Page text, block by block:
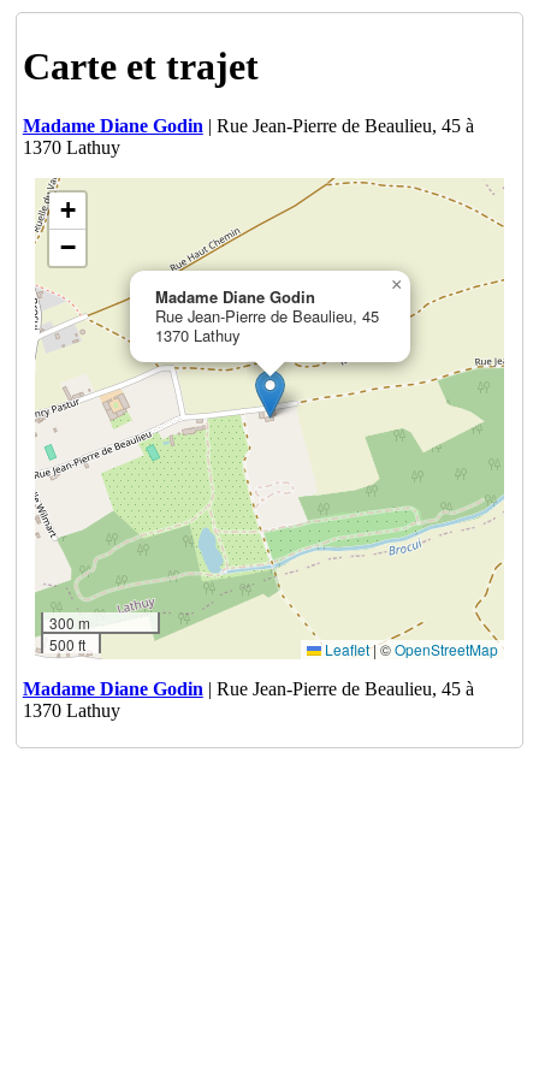
Carte et trajet
Madame Diane Godin | Rue Jean-Pierre de Beaulieu, 45 à
1370 Lathuy
Madame Diane Godin
Rue Jean-Pierre de Beaulieu, 45
1370 Lathuy
×
+
−
300 m
500 ft
Leaflet|©OpenStreetMap
Madame Diane Godin | Rue Jean-Pierre de Beaulieu, 45 à
1370 Lathuy